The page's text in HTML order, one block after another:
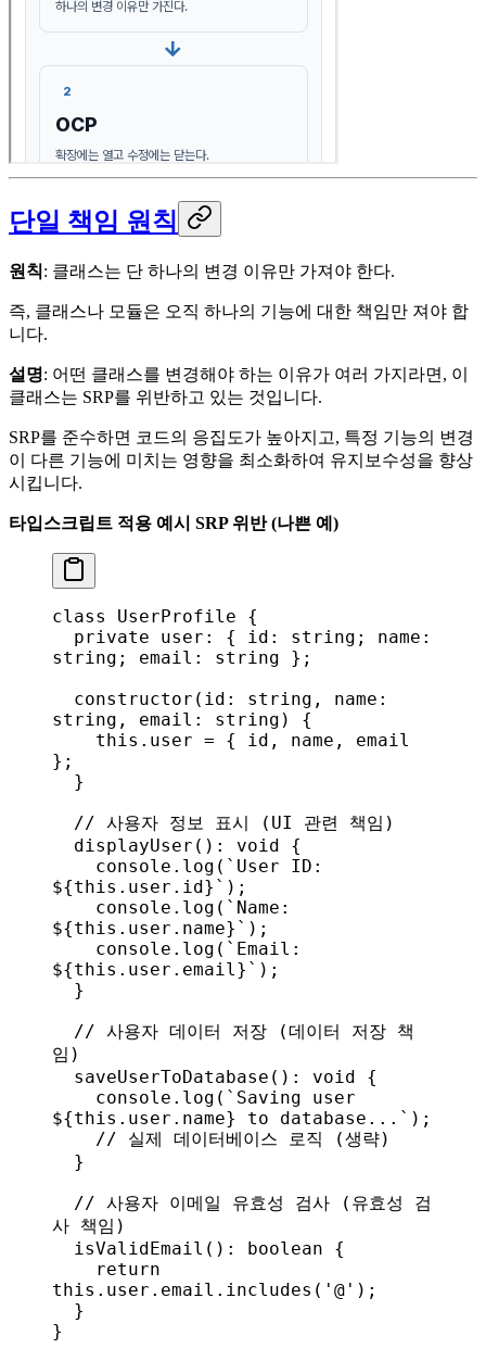
단일 책임 원칙
원칙: 클래스는 단 하나의 변경 이유만 가져야 한다.
즉, 클래스나 모듈은 오직 하나의 기능에 대한 책임만 져야 합
니다.
설명: 어떤 클래스를 변경해야 하는 이유가 여러 가지라면, 이
클래스는 SRP를 위반하고 있는 것입니다.
SRP를 준수하면 코드의 응집도가 높아지고, 특정 기능의 변경
이 다른 기능에 미치는 영향을 최소화하여 유지보수성을 향상
시킵니다.
타입스크립트 적용 예시 SRP 위반 (나쁜 예)
class UserProfile {
  private
user : { id : string ; name
string ; email : string };
  constructor
( id : string , name
string , email : string ) {
    this
. user = { id , name , email
};
  }
  // 사용자 정보 표시 (UI 관련 책임)
  displayUser
(): void {
    console
. log (
${this . user . id} ` );
    console
. log (
${this . user . name} ` );
    console
. log (
${this . user . email } ` );
  }
임)
  saveUserToDatabase
(): void {
    console
. log (
${this . user . name} to database...` );
    // 실제 데이터베이스 로직 (생략)
  }
사 책임)
  isValidEmail
(): boolean {
    return
this . user . email . includes ( '@' );
  }
}